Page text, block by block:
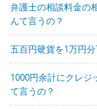
弁護士の相談料金の
んて言うの？
五百円硬貨を1万円
1000円余計にクレジ
て言うの？